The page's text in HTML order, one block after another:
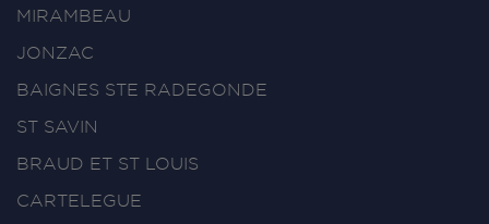
MIRAMBEAU
JONZAC
BAIGNES STE RADEGONDE
ST SAVIN
BRAUD ET ST LOUIS
CARTELEGUE